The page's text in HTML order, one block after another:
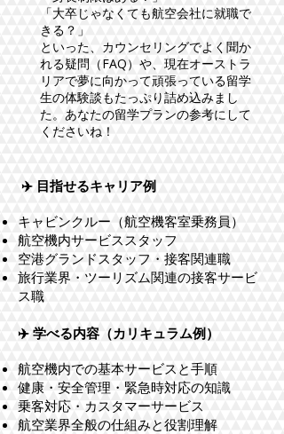
「大卒じゃなくても航空会社に就職で
きる？」
といった、カウンセリングでよく聞か
れる疑問（FAQ）や、現在オーストラ
リアで夢に向かって頑張っている留学
生の体験談もたっぷり詰め込みまし
た。あなたの留学プランの参考にして
くださいね！
✈️ 目指せるキャリア例
キャビンクルー（航空機客室乗務員）
航空機内サービススタッフ
空港グランドスタッフ・接客関連職
旅行業界・ツーリズム関連の接客サービ
ス職
✈️ 学べる内容（カリキュラム例）
航空機内での基本サービスと手順
健康・安全管理・緊急時対応の知識
乗客対応・カスタマーサービス
航空業界全般の仕組みと役割理解